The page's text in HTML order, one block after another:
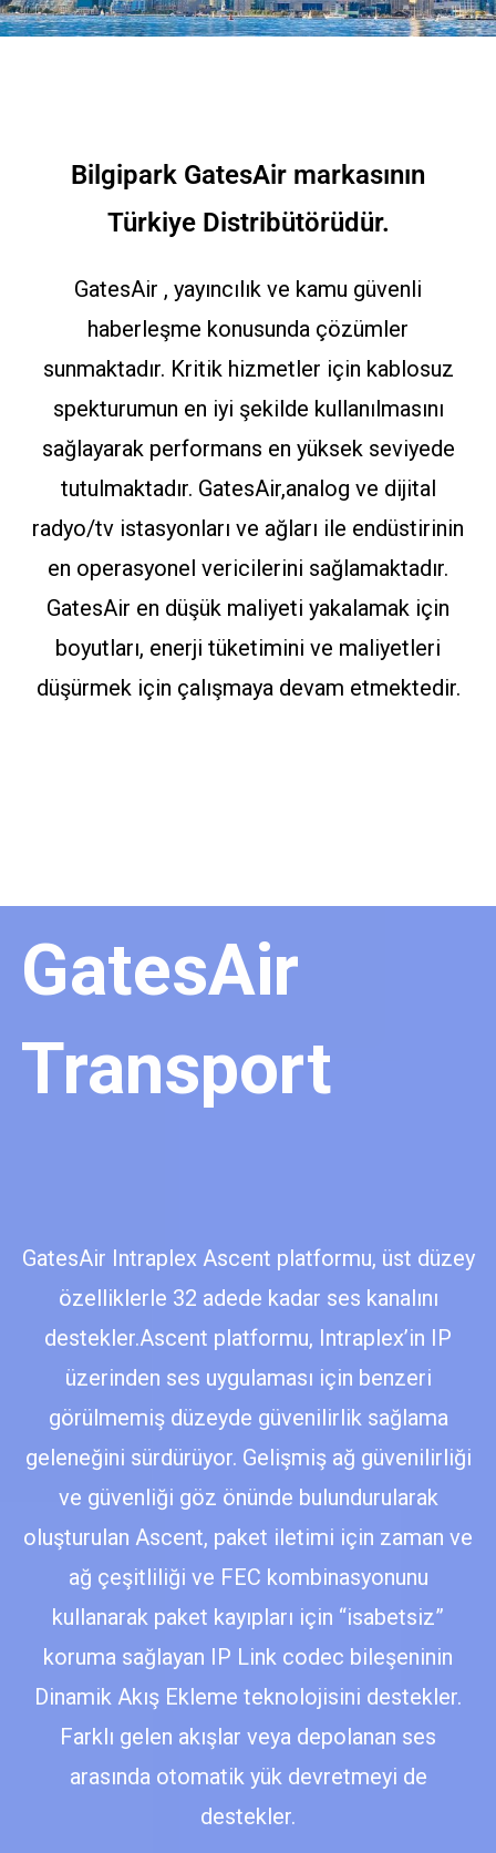
Bilgipark GatesAir markasının
Türkiye Distribütörüdür.
GatesAir , yayıncılık ve kamu güvenli
haberleşme konusunda çözümler
sunmaktadır. Kritik hizmetler için kablosuz
spekturumun en iyi şekilde kullanılmasını
sağlayarak performans en yüksek seviyede
tutulmaktadır. GatesAir,analog ve dijital
radyo/tv istasyonları ve ağları ile endüstirinin
en operasyonel vericilerini sağlamaktadır.
GatesAir en düşük maliyeti yakalamak için
boyutları, enerji tüketimini ve maliyetleri
düşürmek için çalışmaya devam etmektedir.
GatesAir
Transport
GatesAir Intraplex Ascent platformu, üst düzey
özelliklerle 32 adede kadar ses kanalını
destekler.Ascent platformu, Intraplex’in IP
üzerinden ses uygulaması için benzeri
görülmemiş düzeyde güvenilirlik sağlama
geleneğini sürdürüyor. Gelişmiş ağ güvenilirliği
ve güvenliği göz önünde bulundurularak
oluşturulan Ascent, paket iletimi için zaman ve
ağ çeşitliliği ve FEC kombinasyonunu
kullanarak paket kayıpları için “isabetsiz”
koruma sağlayan IP Link codec bileşeninin
Dinamik Akış Ekleme teknolojisini destekler.
Farklı gelen akışlar veya depolanan ses
arasında otomatik yük devretmeyi de
destekler.